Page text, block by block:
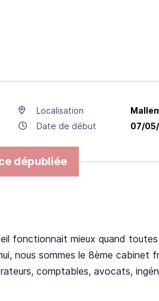
Localisation
Date de début 07/
dépubliée
fonctionnait mieux quand
nous sommes le 8ème cabinet
comptables, avocats,